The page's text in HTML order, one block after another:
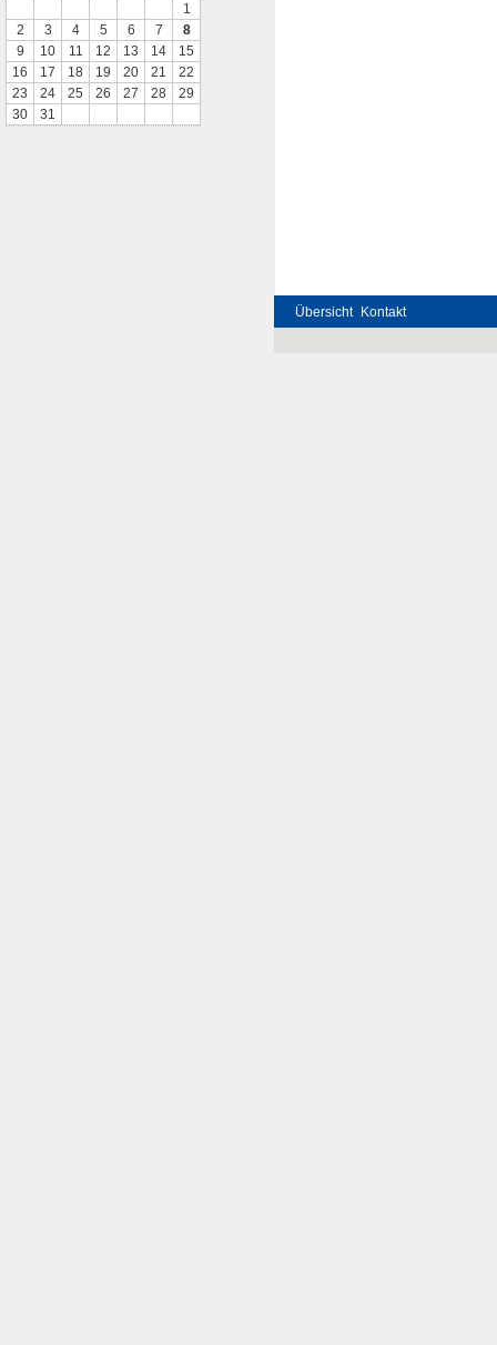
1
2
3 4 5 6 7
8
9
10 11 12 13 14
15
16
17 18 19 20 21
22
23
24 25 26 27 28
29
30
31
Übersicht Kontakt